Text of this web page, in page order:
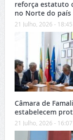
reforça estatuto
no Norte do país
21 Julho, 2026 - 18:45
Câmara de
estabelecem
21 Julho, 2026 - 16:07